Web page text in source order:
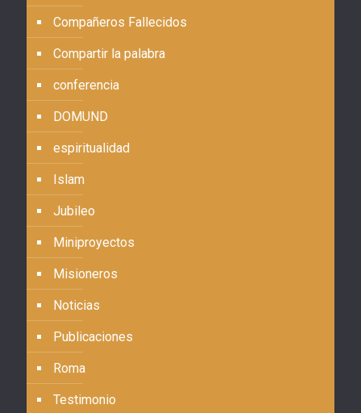
Compañeros Fallecidos
Compartir la palabra
conferencia
DOMUND
espiritualidad
Islam
Jubileo
Miniproyectos
Misioneros
Noticias
Publicaciones
Roma
Testimonio